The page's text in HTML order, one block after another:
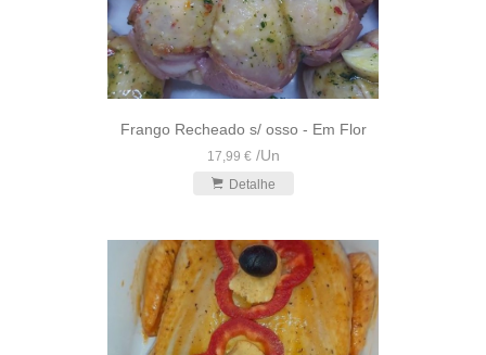
Frango Recheado s/ osso - Em Flor
17,99 € /Un
Detalhe